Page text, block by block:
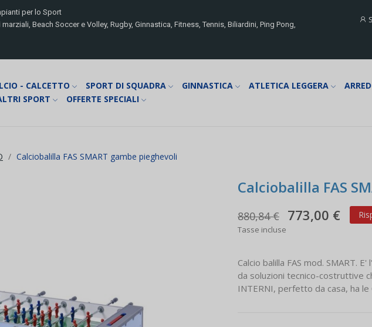
per lo Sport
Beach Soccer e Volley, Rugby, Ginnastica, Fitness, Tennis, Biliardini, Ping Pong,
- CALCETTO SPORT DI SQUADRA GINNASTICA ATLETICA LEGGERA
SPORT
OFFERTE SPECIALI
Calciobalilla FAS SMART gambe pieghevoli
Calciobalilla FAS
880,84 € 773,00 €
Tasse incluse
Calcio balilla FAS mod. SMART.
da soluzioni tecnico-costruttive
INTERNI, perfetto da casa, ha